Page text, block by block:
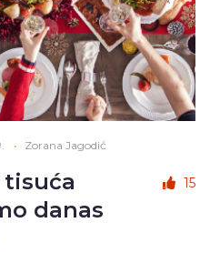
• Zorana Jagodić
danas
15